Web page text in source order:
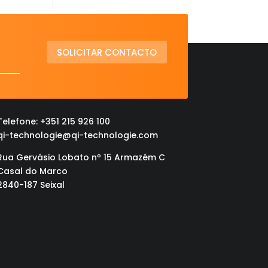
SOLICITAR CONTACTO
+351 215 926 100
technologie@qi-technologie.com
Gervásio Lobato nº 15 Armazém C
do Marco
187 Seixal